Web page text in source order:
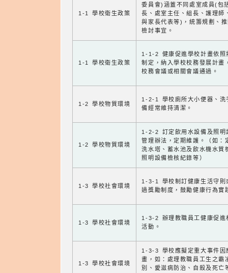
1-1 學校衛生政策
委員會)涵蓋不同處室成員(包
長、處室主任、組長、護理師
與家長代表等)，統籌規劃、
檢討事宜。
1-1 學校衛生政策
1-1-2 健康促進學校計畫依照
制定，納入學校校務發展計畫
校務會議或相關會議通過。
1-2 學校物質環境
1-2-1 學校廁所大小便器、洗
備經常維持清潔。
1-2 學校物質環境
1-2-2 訂定飲用水設備及照明
管理辦法，定期維護。（如：
洗水塔、蓄水池及飲水機水質
照明設備檢核紀錄等）
1-3 學校社會環境
1-3-1 學校制訂健康生活守則
過獎勵制度，鼓勵健康行為實
1-3 學校社會環境
1-3-2 辦理教職員工健康促進
活動。
1-3 學校社會環境
1-3-3 學校應擬定重大事件因
畫，如：處理教職員工生之霸
別、愛滋病防治、自殺及死亡